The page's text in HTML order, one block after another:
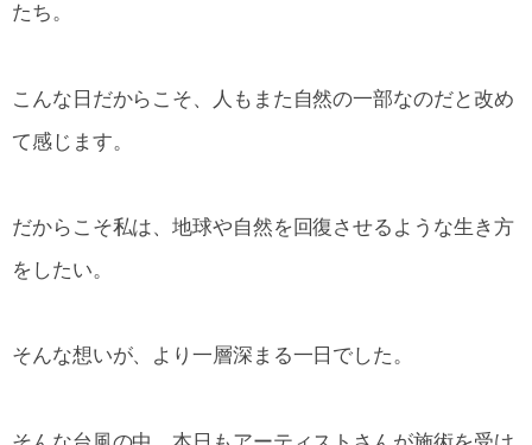
たち。
こんな日だからこそ、人もまた自然の一部なのだと改め
て感じます。
だからこそ私は、地球や自然を回復させるような生き方
をしたい。
そんな想いが、より一層深まる一日でした。